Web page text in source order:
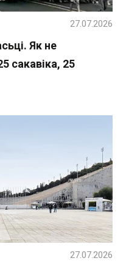
Як не
сакавіка, 25
27.07.2026
27.07.2026